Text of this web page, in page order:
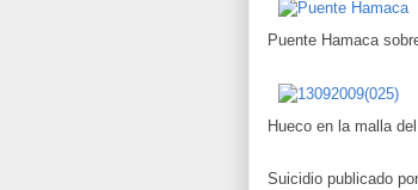
Puente Hamaca
Hueco en la malla
Suicidio publicado por